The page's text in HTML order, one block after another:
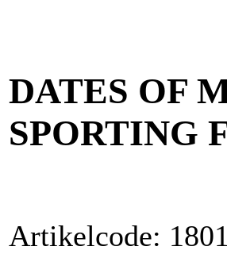
DATES OF
SPORTING
Artikelcode: